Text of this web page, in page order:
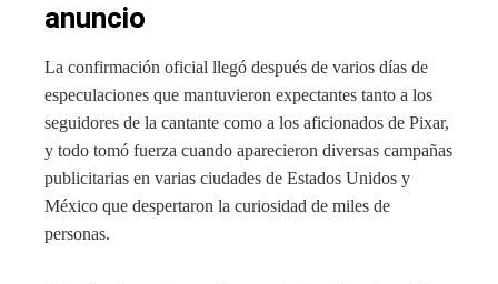
anuncio
La confirmación oficial llegó después de varios días de
especulaciones que mantuvieron expectantes tanto a los
seguidores de la cantante como a los aficionados de Pixar,
y todo tomó fuerza cuando aparecieron diversas campañas
publicitarias en varias ciudades de Estados Unidos y
México que despertaron la curiosidad de miles de
personas.